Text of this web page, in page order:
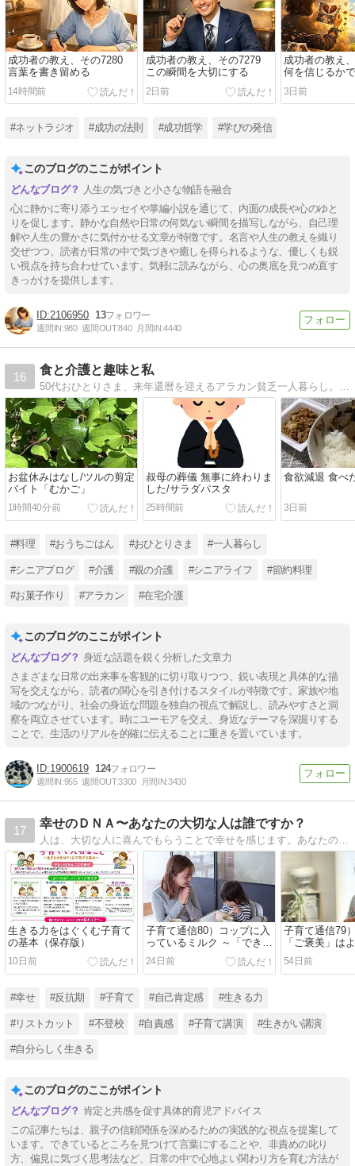
成功者の教え、その7280
言葉を書き留める
14時間前
成功者の教え、その7279
この瞬間を大切にする
2日前
成功者の教え
何を信じるか
3日前
#ネットラジオ #成功の法則 #成功哲学 #学びの発信
このブログのここがポイント
人生の気づきと小さな物語を融合
心に静かに寄り添うエッセイや掌編小説を通じて、内面の成長や心のゆと
りを促します。静かな自然や日常の何気ない瞬間を描写しながら、自己理
解や人生の豊かさに気付かせる文章が特徴です。名言や人生の教えを織り
交ぜつつ、読者が日常の中で気づきや癒しを得られるような、優しくも鋭
い視点を持ち合わせています。気軽に読みながら、心の奥底を見つめ直す
きっかけを提供します。
2106950 13
週間IN:980 週間OUT:840 月間IN:4440
16
食と介護と趣味と私
お盆休みはなし/ツルの剪定
バイト「むかご」
1時間40分前
叔母の葬儀 無事に終わりま
した/サラダパスタ
25時間前
食欲減退 食べ
3日前
#料理 #おうちごはん #おひとりさま #一人暮らし
#シニアブログ #介護 #親の介護 #シニアライフ #節約料理
#お菓子作り #アラカン #在宅介護
このブログのここがポイント
身近な話題を鋭く分析した文章力
さまざまな日常の出来事を客観的に切り取りつつ、鋭い表現と具体的な描
写を交えながら、読者の関心を引き付けるスタイルが特徴です。家族や地
域のつながり、社会の身近な問題を独自の視点で解説し、読みやすさと洞
察を両立させています。時にユーモアを交え、身近なテーマを深掘りする
ことで、生活のリアルを的確に伝えることに重きを置いています。
1900619 124
週間IN:955 週間OUT:3300 月間IN:3430
17
幸せのＤＮＡ〜あなたの大切な人は誰ですか？
人は、大切な人に喜んでもらうことで幸せを感じます。あなたの大切な人は誰ですか？ あなたは誰の愛を受け取っていますか？
生きる力をはぐくむ子育て
の基本（保存版）
10日前
子育て通信80）コップに入
っているミルク ～「できて
いるところ」を見つける子
育て
24日前
子育て通信79
「ご褒美」は
54日前
#幸せ #反抗期 #子育て #自己肯定感 #生きる力
#リストカット #不登校 #自責感 #子育て講演 #生きがい講演
#自分らしく生きる
このブログのここがポイント
肯定と共感を促す具体的育児アドバイス
この記事たちは、親子の信頼関係を深めるための実践的な視点を提案して
います。できているところを見つけて言葉にすることや、非責めの叱り
方、偏見に気づく思考法など、日常の中で心地よい関わり方を育む方法が